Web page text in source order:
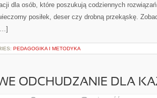
dla osób, które poszukują codziennych
posiłek, deser czy drobną przekąskę.
PEDAGOGIKA I METODYKA
ODCHUDZANIE DLA